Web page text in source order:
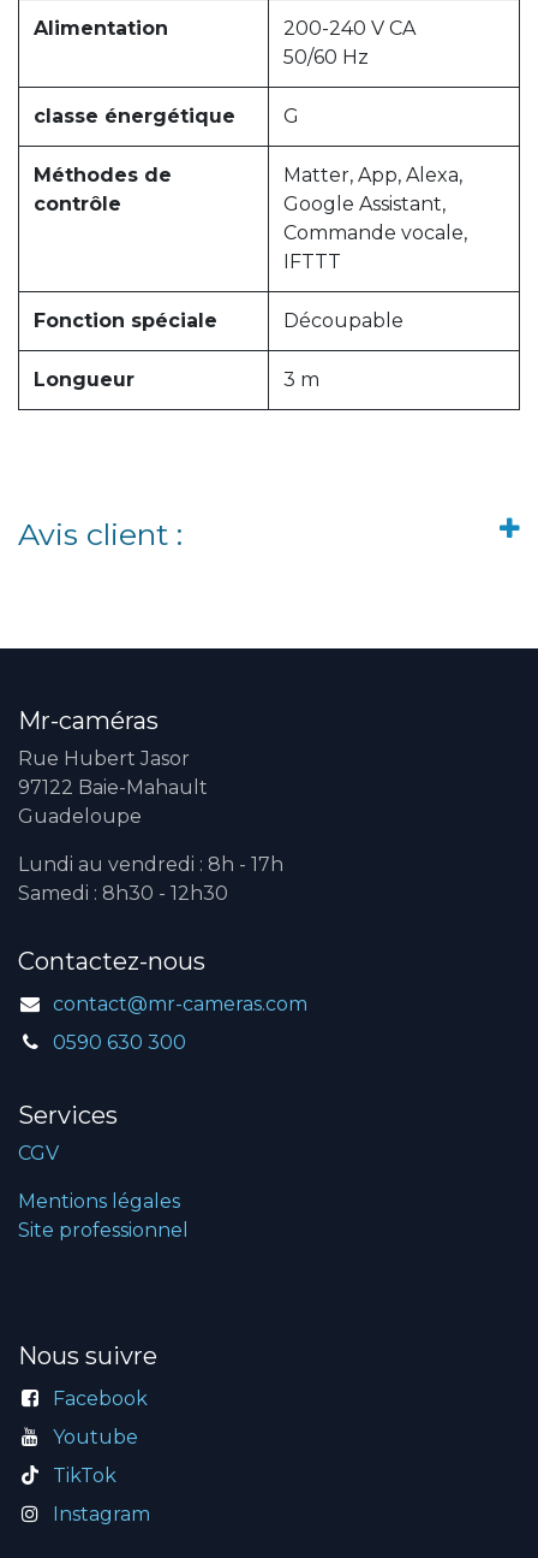
Alimentation
200-240 V CA
50/60 Hz
classe énergétique G
Méthodes de
contrôle
Matter, App, Alexa,
Google Assistant,
Commande vocale,
IFTTT
Fonction spéciale Découpable
Longueur 3 m
Avis client :
Mr-caméras
Rue Hubert Jasor
97122 Baie-Mahault
Guadeloupe
Lundi au vendredi : 8h - 17h
Samedi : 8h30 - 12h30
Contactez-nous
contact@mr-cameras.com
0590 630 300
Services
CGV
Mentions légales
Site professionnel
Nous suivre
Facebook
Youtube
TikTok
Instagram